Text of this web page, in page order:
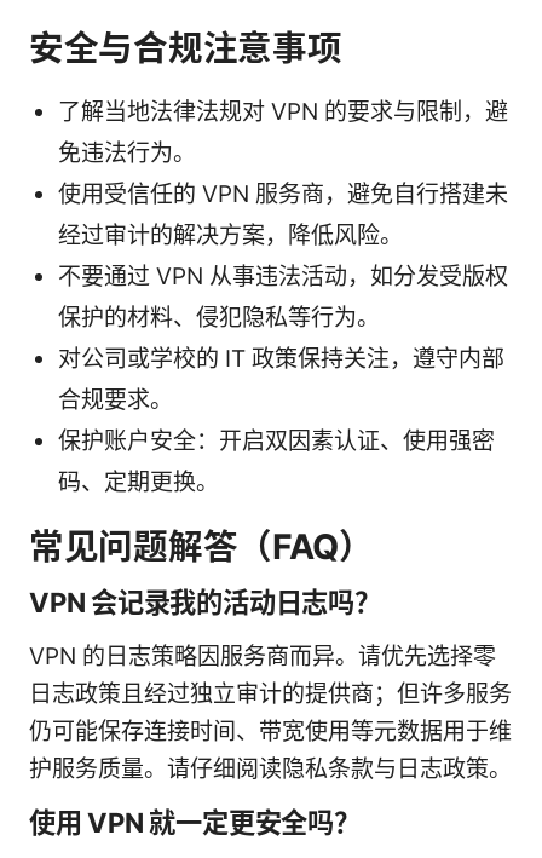
安全与合规注意事项
了解当地法律法规对 VPN 的要求与限制，避
免违法行为。
使用受信任的 VPN 服务商，避免自行搭建未
经过审计的解决方案，降低风险。
不要通过 VPN 从事违法活动，如分发受版权
保护的材料、侵犯隐私等行为。
对公司或学校的 IT 政策保持关注，遵守内部
合规要求。
保护账户安全：开启双因素认证、使用强密
码、定期更换。
常见问题解答（FAQ）
VPN 会记录我的活动日志吗？
VPN 的日志策略因服务商而异。请优先选择零
日志政策且经过独立审计的提供商；但许多服务
仍可能保存连接时间、带宽使用等元数据用于维
护服务质量。请仔细阅读隐私条款与日志政策。
使用 VPN 就一定更安全吗？